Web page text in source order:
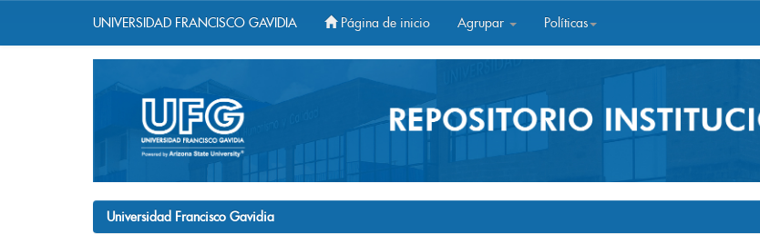
UNIVERSIDAD FRANCISCO GAVIDIA Página de inicio Agrupar Políticas
Universidad Francisco Gavidia